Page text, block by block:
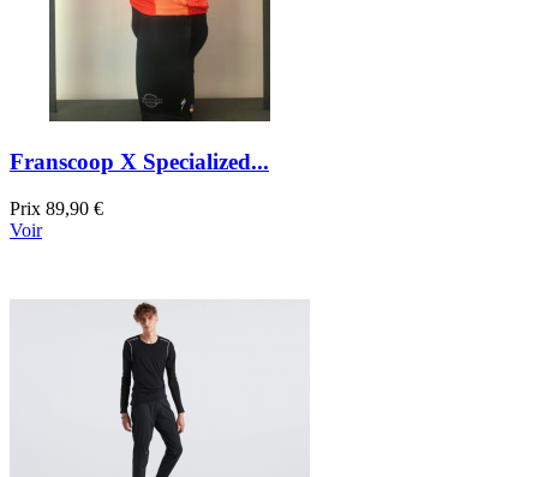
Franscoop X Specialized...
Prix 89,90 €
Voir